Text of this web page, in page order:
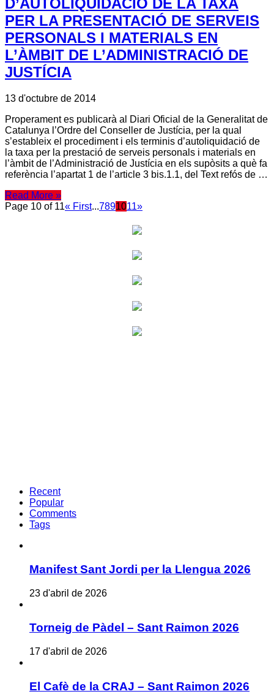
PER LA PRESENTACIÓ DE SERVEIS
PERSONALS I MATERIALS EN
L’ÀMBIT DE L’ADMINISTRACIÓ DE
JUSTÍCIA
13 d'octubre de 2014
Properament es publicarà al Diari Oficial de la Generalitat de
Catalunya l’Ordre del Conseller de Justícia, per la qual
s’estableix el procediment i els terminis d’autoliquidació de
la taxa per la prestació de serveis personals i materials en
l’àmbit de l’Administració de Justícia en els supòsits a què fa
referència l’apartat 1 de l’article 3 bis.1.1, del Text refós de …
Read More »
Page 10 of 11« First...7891011»
Recent
Popular
Comments
Tags
Manifest Sant Jordi per la Llengua 2026
23 d'abril de 2026
Torneig de Pàdel – Sant Raimon 2026
17 d'abril de 2026
El Cafè de la CRAJ – Sant Raimon 2026